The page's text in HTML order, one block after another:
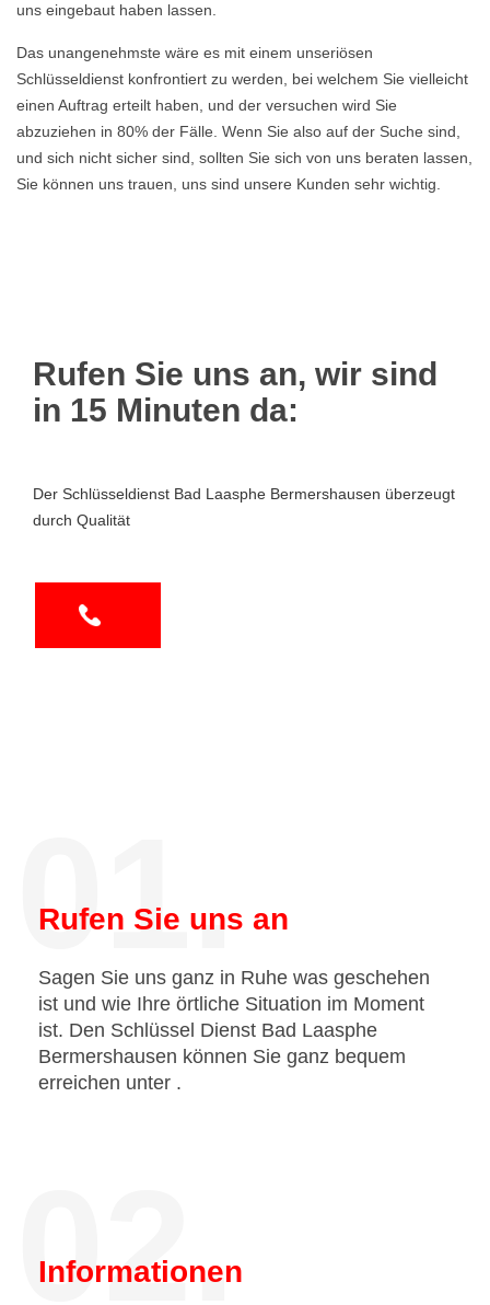
uns eingebaut haben lassen.
Das unangenehmste wäre es mit einem unseriösen
Schlüsseldienst konfrontiert zu werden, bei welchem Sie vielleicht
einen Auftrag erteilt haben, und der versuchen wird Sie
abzuziehen in 80% der Fälle. Wenn Sie also auf der Suche sind,
und sich nicht sicher sind, sollten Sie sich von uns beraten lassen,
Sie können uns trauen, uns sind unsere Kunden sehr wichtig.
Rufen Sie uns an, wir sind
in 15 Minuten da:
Der Schlüsseldienst Bad Laasphe Bermershausen überzeugt
durch Qualität
01.
Rufen Sie uns an
Sagen Sie uns ganz in Ruhe was geschehen
ist und wie Ihre örtliche Situation im Moment
ist. Den Schlüssel Dienst Bad Laasphe
Bermershausen können Sie ganz bequem
erreichen unter .
02.
Informationen